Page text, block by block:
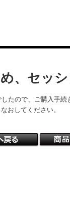
、セッ
たので、ご購入手続
おしてください。